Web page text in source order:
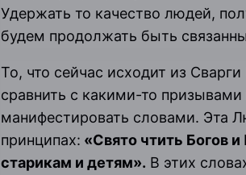
Удержать то качество людей,
будем продолжать быть
То, что сейчас исходит из
сравнить с какими-то
манифестировать словами. Эта
принципах: «Свято чтить Богов
старикам и детям». В этих